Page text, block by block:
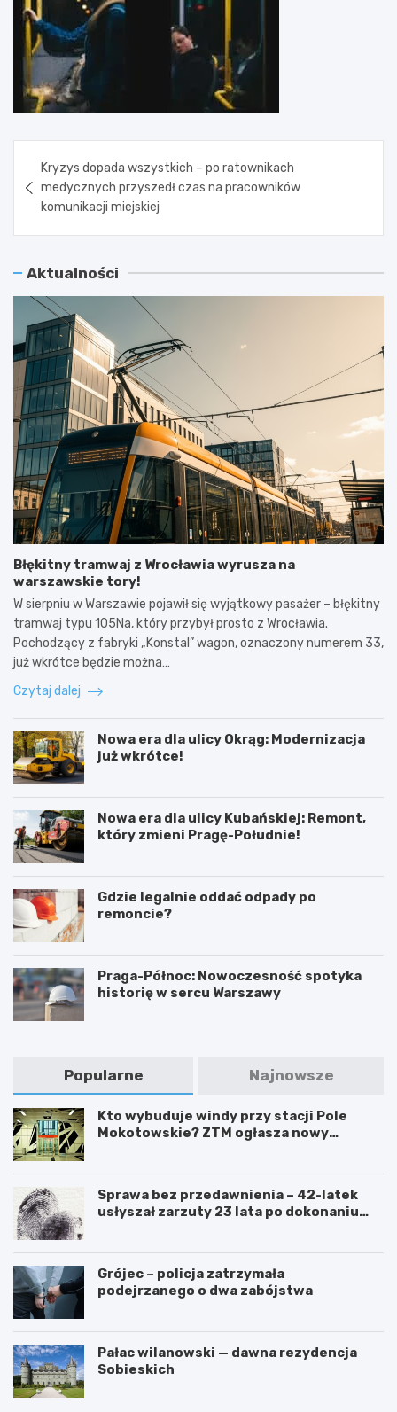
wpisu
Kryzys dopada wszystkich – po ratownikach
medycznych przyszedł czas na pracowników
komunikacji miejskiej
Aktualności
Błękitny tramwaj z Wrocławia wyrusza na
warszawskie tory!
W sierpniu w Warszawie pojawił się wyjątkowy pasażer – błękitny
tramwaj typu 105Na, który przybył prosto z Wrocławia.
Pochodzący z fabryki „Konstal” wagon, oznaczony numerem 33,
już wkrótce będzie można…
Czytaj dalej
Nowa era dla ulicy Okrąg: Modernizacja
już wkrótce!
Nowa era dla ulicy Kubańskiej: Remont,
który zmieni Pragę-Południe!
Gdzie legalnie oddać odpady po
remoncie?
Praga-Północ: Nowoczesność spotyka
historię w sercu Warszawy
Popularne Najnowsze
Kto wybuduje windy przy stacji Pole
Mokotowskie? ZTM ogłasza nowy
Sprawa bez przedawnienia – 42-latek
usłyszał zarzuty 23 lata po dokonaniu
Grójec – policja zatrzymała
podejrzanego o dwa zabójstwa
Pałac wilanowski — dawna rezydencja
Sobieskich